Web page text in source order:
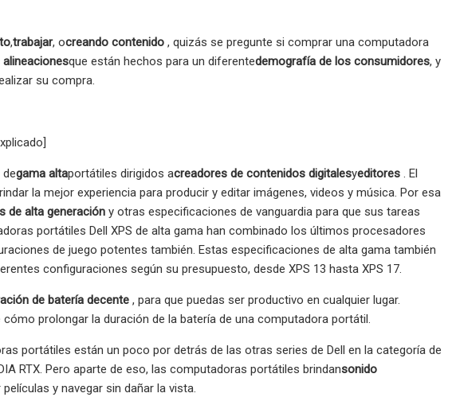
,trabajar, ocreando contenido , quizás se pregunte si comprar una computadora
que están hechos para un diferentedemografía de los consumidores, y
su compra.
gama altaportátiles dirigidos acreadores de contenidos digitalesyeditores . El
la mejor experiencia para producir y editar imágenes, videos y música. Por esa
de alta generación y otras especificaciones de vanguardia para que sus tareas
portátiles Dell XPS de alta gama han combinado los últimos procesadores
de juego potentes también. Estas especificaciones de alta gama también
configuraciones según su presupuesto, desde XPS 13 hasta XPS 17.
de batería decente , para que puedas ser productivo en cualquier lugar.
prolongar la duración de la batería de una computadora portátil.
portátiles están un poco por detrás de las otras series de Dell en la categoría de
RTX. Pero aparte de eso, las computadoras portátiles brindansonido
y navegar sin dañar la vista.